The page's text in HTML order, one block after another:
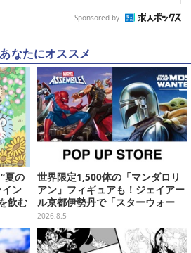
Sponsored by
なたにオススメ
夏の
ン
飲む
な
世界限定1,500体の「マンダロリ
アン」フィギュアも！ジェイアー
ル京都伊勢丹で「スターウォー
ズ」&「マーベル」ポップアップ
ストア開催
2026.8.5